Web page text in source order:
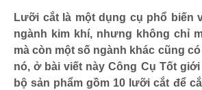
Lưỡi cắt là một dụng cụ phổ biến
ngành kim khí, nhưng không chỉ
mà còn một số ngành khác cũng
nó, ở bài viết này Công Cụ Tốt
bộ sản phẩm gồm 10 lưỡi cắt để